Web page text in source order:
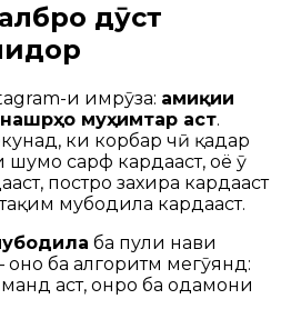
дӯст
и имрӯза: амиқии
муҳимтар аст.
ки корбар чӣ қадар
шумо сарф кардааст, оё ӯ
постро захира кардааст
мубодила кардааст.
ба пули нави
ба алгоритм мегӯянд:
аст, онро ба одамони